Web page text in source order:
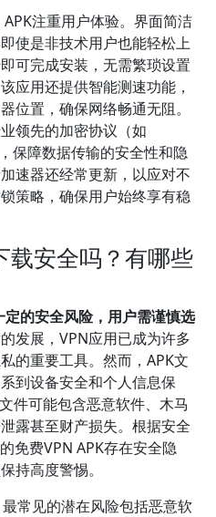
注重用户体验。界面简洁
使是非技术用户也能轻松上
可完成安装，无需繁琐设置
应用还提供智能测速功能，
位置，确保网络畅通无阻。
领先的加密协议（如
保障数据传输的安全性和隐
速器还经常更新，以应对不
策略，确保用户始终享有稳
载安全吗？有哪些
的安全风险，用户需谨慎选
发展，VPN应用已成为许多
的重要工具。然而，APK文
到设备安全和个人信息保
件可能包含恶意软件、木马
露甚至财产损失。根据安全
免费VPN APK存在安全隐
持高度警惕。
常见的潜在风险包括恶意软